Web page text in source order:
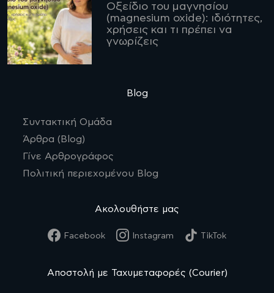
Οξείδιο του μαγνησίου
(magnesium oxide): ιδιότητες,
χρήσεις και τι πρέπει να
γνωρίζεις
Blog
Συντακτική Ομάδα
Άρθρα (Blog)
Γίνε Αρθρογράφος
Πολιτική περιεχομένου Blog
Ακολουθήστε μας
Facebook Instagram TikTok
Αποστολή με Ταχυμεταφορές (Courier)